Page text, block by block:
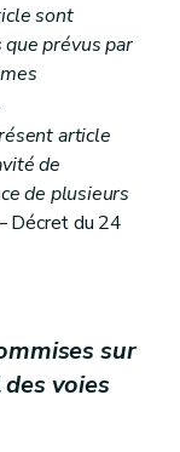
sont
prévus par
article
de
de plusieurs
Décret du 24
sur
voies